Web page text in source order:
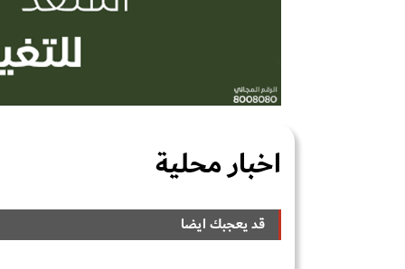
اخبار محلية
قد يعجبك ايضا